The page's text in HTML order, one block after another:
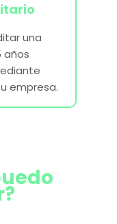
una
años
empresa.